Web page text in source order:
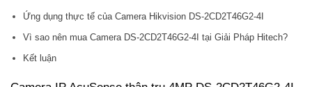
Ứng dụng thực tế của Camera Hikvision DS-2CD2T46G2-4I
Vì sao nên mua Camera DS-2CD2T46G2-4I tại Giải Pháp Hitech?
Kết luận